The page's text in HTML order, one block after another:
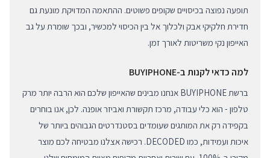
תופעה נפוצה בכיסויים שקופים פשוטים. ההתאמה המדויקת מונעת גם
חדירת חלקיקי אבק ולכלוך אל בין הכיסוי למכשיר, ובכך שומרת על גב
האייפון נקי משריטות לאורך זמן.
למה כדאי לקנות ב-BUYIPHONE
ברשת BUYIPHONE אנחנו מבינים שהאייפון שלכם הוא הרבה יותר מרק
טלפון - הוא כלי עבודה, מרכז תקשורת ואביזר אופנה. לכן, אנו בוחרים
בקפידה רק את המותגים שעומדים בסטנדרטים הגבוהים ביותר של
איכות ועמידות, כמו DECODED. רכישה אצלנו מבטיחה לכם מוצר